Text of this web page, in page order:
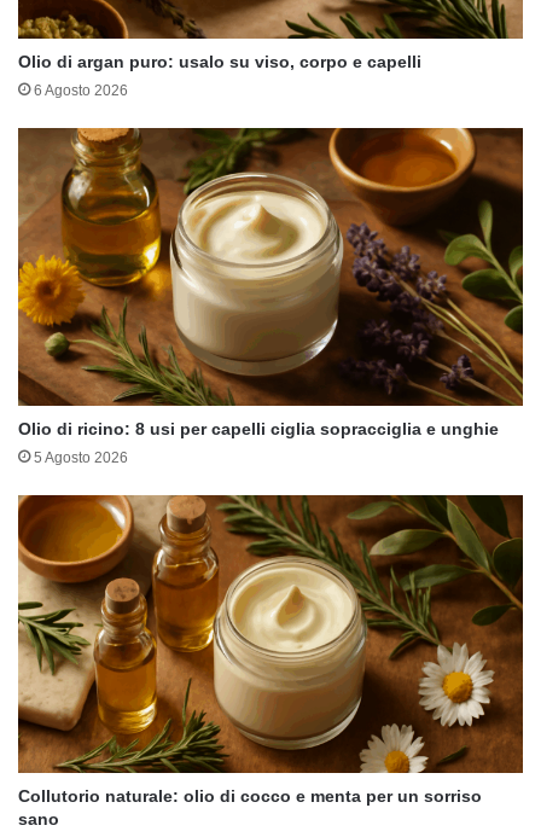
Olio di argan puro: usalo su viso, corpo e capelli
6 Agosto 2026
Olio di ricino: 8 usi per capelli ciglia sopracciglia e unghie
5 Agosto 2026
Collutorio naturale: olio di cocco e menta per un sorriso
sano